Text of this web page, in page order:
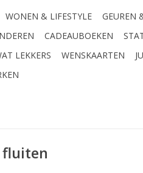
WONEN & LIFESTYLE GEUREN
CADEAUBOEKEN
LEKKERS
WENSKAARTEN
fluiten